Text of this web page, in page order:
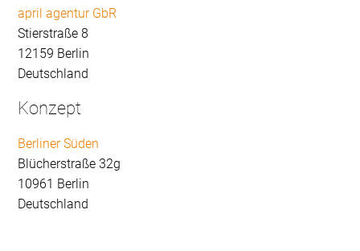
april agentur GbR
Stierstraße 8
12159 Berlin
Deutschland
Konzept
Berliner Süden
Blücherstraße 32g
10961 Berlin
Deutschland